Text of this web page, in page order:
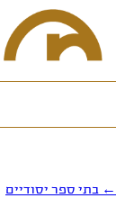
← בתי ספר יסודיים